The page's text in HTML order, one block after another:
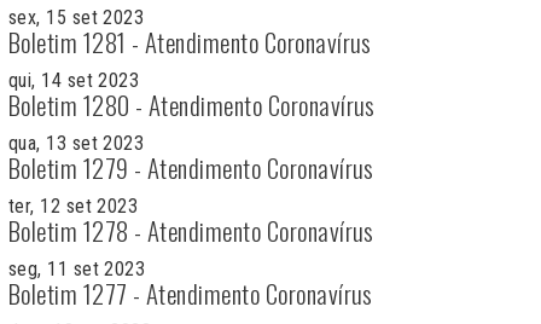
sex, 15 set 2023
Boletim 1281 - Atendimento Coronavírus
qui, 14 set 2023
Boletim 1280 - Atendimento Coronavírus
qua, 13 set 2023
Boletim 1279 - Atendimento Coronavírus
ter, 12 set 2023
Boletim 1278 - Atendimento Coronavírus
seg, 11 set 2023
Boletim 1277 - Atendimento Coronavírus